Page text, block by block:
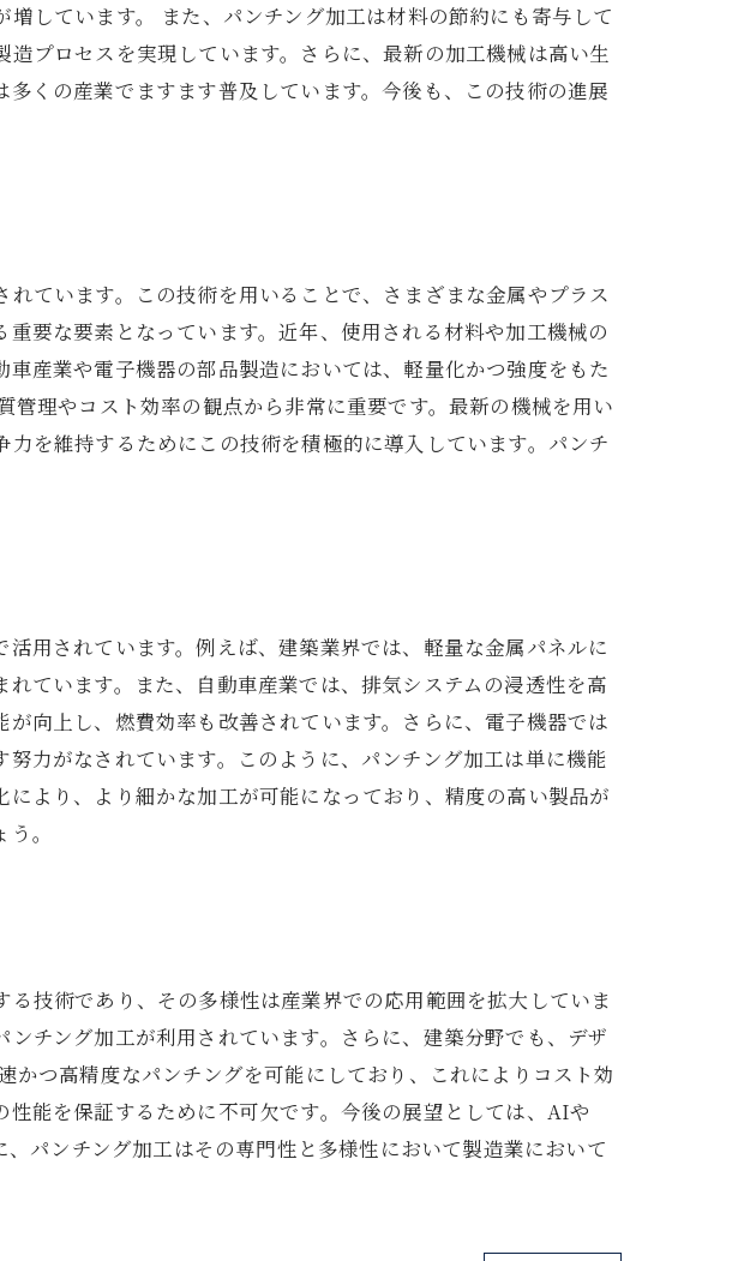
しています。 また、パンチング加工は材料の節約にも寄与して
プロセスを実現しています。さらに、最新の加工機械は高い生
くの産業でますます普及しています。今後も、この技術の進展
ています。この技術を用いることで、さまざまな金属やプラス
要な要素となっています。近年、使用される材料や加工機械の
産業や電子機器の部品製造においては、軽量化かつ強度をもた
理やコスト効率の観点から非常に重要です。最新の機械を用い
を維持するためにこの技術を積極的に導入しています。パンチ
用されています。例えば、建築業界では、軽量な金属パネルに
ています。また、自動車産業では、排気システムの浸透性を高
向上し、燃費効率も改善されています。さらに、電子機器では
力がなされています。このように、パンチング加工は単に機能
より、より細かな加工が可能になっており、精度の高い製品が
。
技術であり、その多様性は産業界での応用範囲を拡大していま
チング加工が利用されています。さらに、建築分野でも、デザ
つ高精度なパンチングを可能にしており、これによりコスト効
能を保証するために不可欠です。今後の展望としては、AIや
パンチング加工はその専門性と多様性において製造業において